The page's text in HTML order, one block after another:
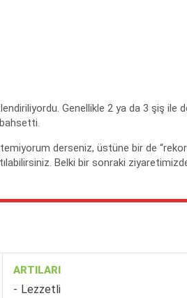
Genellikle 2 ya da 3 şiş ile
derseniz, üstüne bir de
Belki bir sonraki
ARTILARI
Lezzetli